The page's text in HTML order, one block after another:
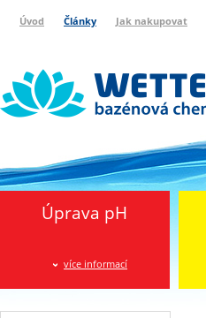
Úvod Články Jak nakupovat
Úprava pH
více informací